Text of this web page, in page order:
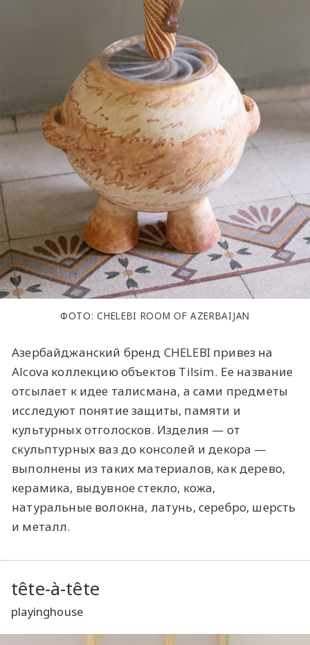
ФОТО: CHELEBI ROOM OF AZERBAIJAN
Азербайджанский бренд CHELEBI привез на
Alcova коллекцию объектов Tilsim. Ее название
отсылает к идее талисмана, а сами предметы
исследуют понятие защиты, памяти и
культурных отголосков. Изделия — от
скульптурных ваз до консолей и декора —
выполнены из таких материалов, как дерево,
керамика, выдувное стекло, кожа,
натуральные волокна, латунь, серебро, шерсть
и металл.
tête-à-tête
playinghouse